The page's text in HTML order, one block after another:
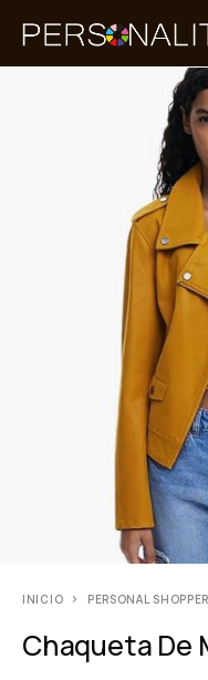
INICIO PERSONAL SHOPPER
Chaqueta De